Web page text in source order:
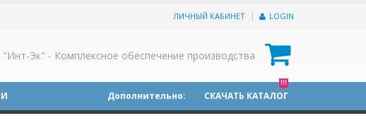
ЛИЧНЫЙ КАБИНЕТ LOGIN
Эк" - Комплексное обеспечение производства
Дополнительно: СКАЧАТЬ КАТАЛОГ
!!!